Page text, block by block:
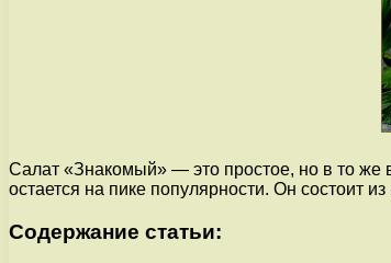
Салат «Знакомый» — это простое, но в то же
остается на пике популярности. Он состоит
Содержание статьи: